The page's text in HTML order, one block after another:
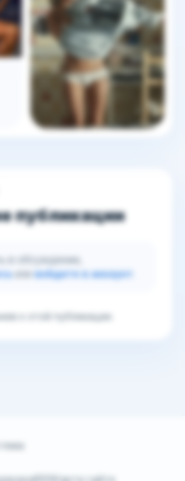
публикации
в обсуждении,
иливойдите в аккаунт
к этой публикации.